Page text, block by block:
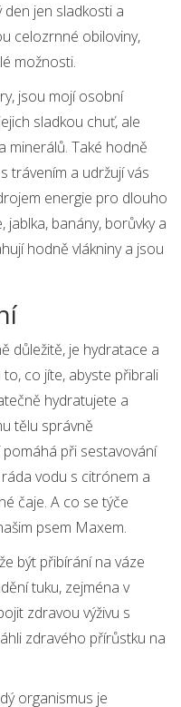
den jen sladkosti a
celozrnné obiloviny,
možnosti.
jsou mojí osobní
sladkou chuť, ale
minerálů. Také hodně
trávením a udržují vás
energie pro dlouho
jablka, banány, borůvky a
hodně vlákniny a jsou
důležitě, je hydratace a
co jíte, abyste přibrali
hydratujete a
tělu správně
při sestavování
vodu s citrónem a
čaje. A co se týče
psem Maxem.
být přibírání na váze
tuku, zejména v
zdravou výživu s
zdravého přírůstku na
organismus je